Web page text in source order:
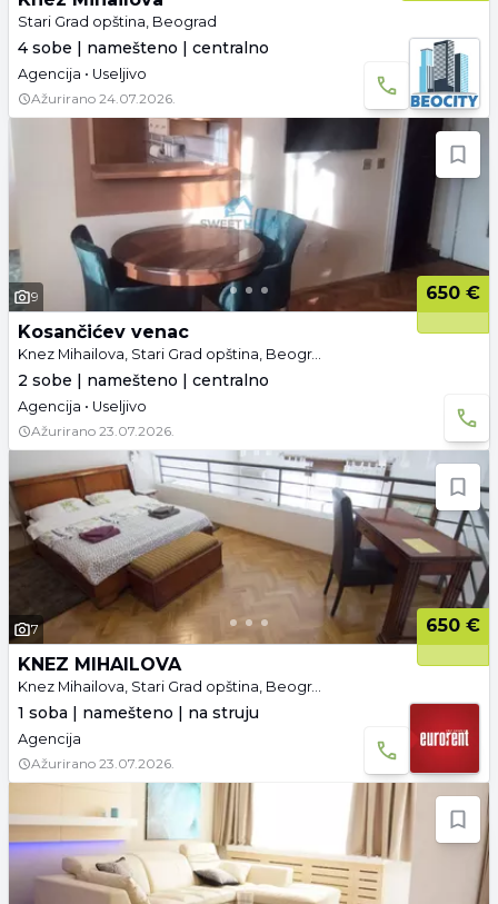
Stari Grad opština, Beograd
4 sobe | namešteno | centralno
Agencija • Useljivo
Ažurirano 24.07.2026.
9
650 €
Kosančićev venac
Knez Mihailova, Stari Grad opština, Beograd
2 sobe | namešteno | centralno
Agencija • Useljivo
Ažurirano 23.07.2026.
7
650 €
KNEZ MIHAILOVA
Knez Mihailova, Stari Grad opština, Beograd
1 soba | namešteno | na struju
Agencija
Ažurirano 23.07.2026.